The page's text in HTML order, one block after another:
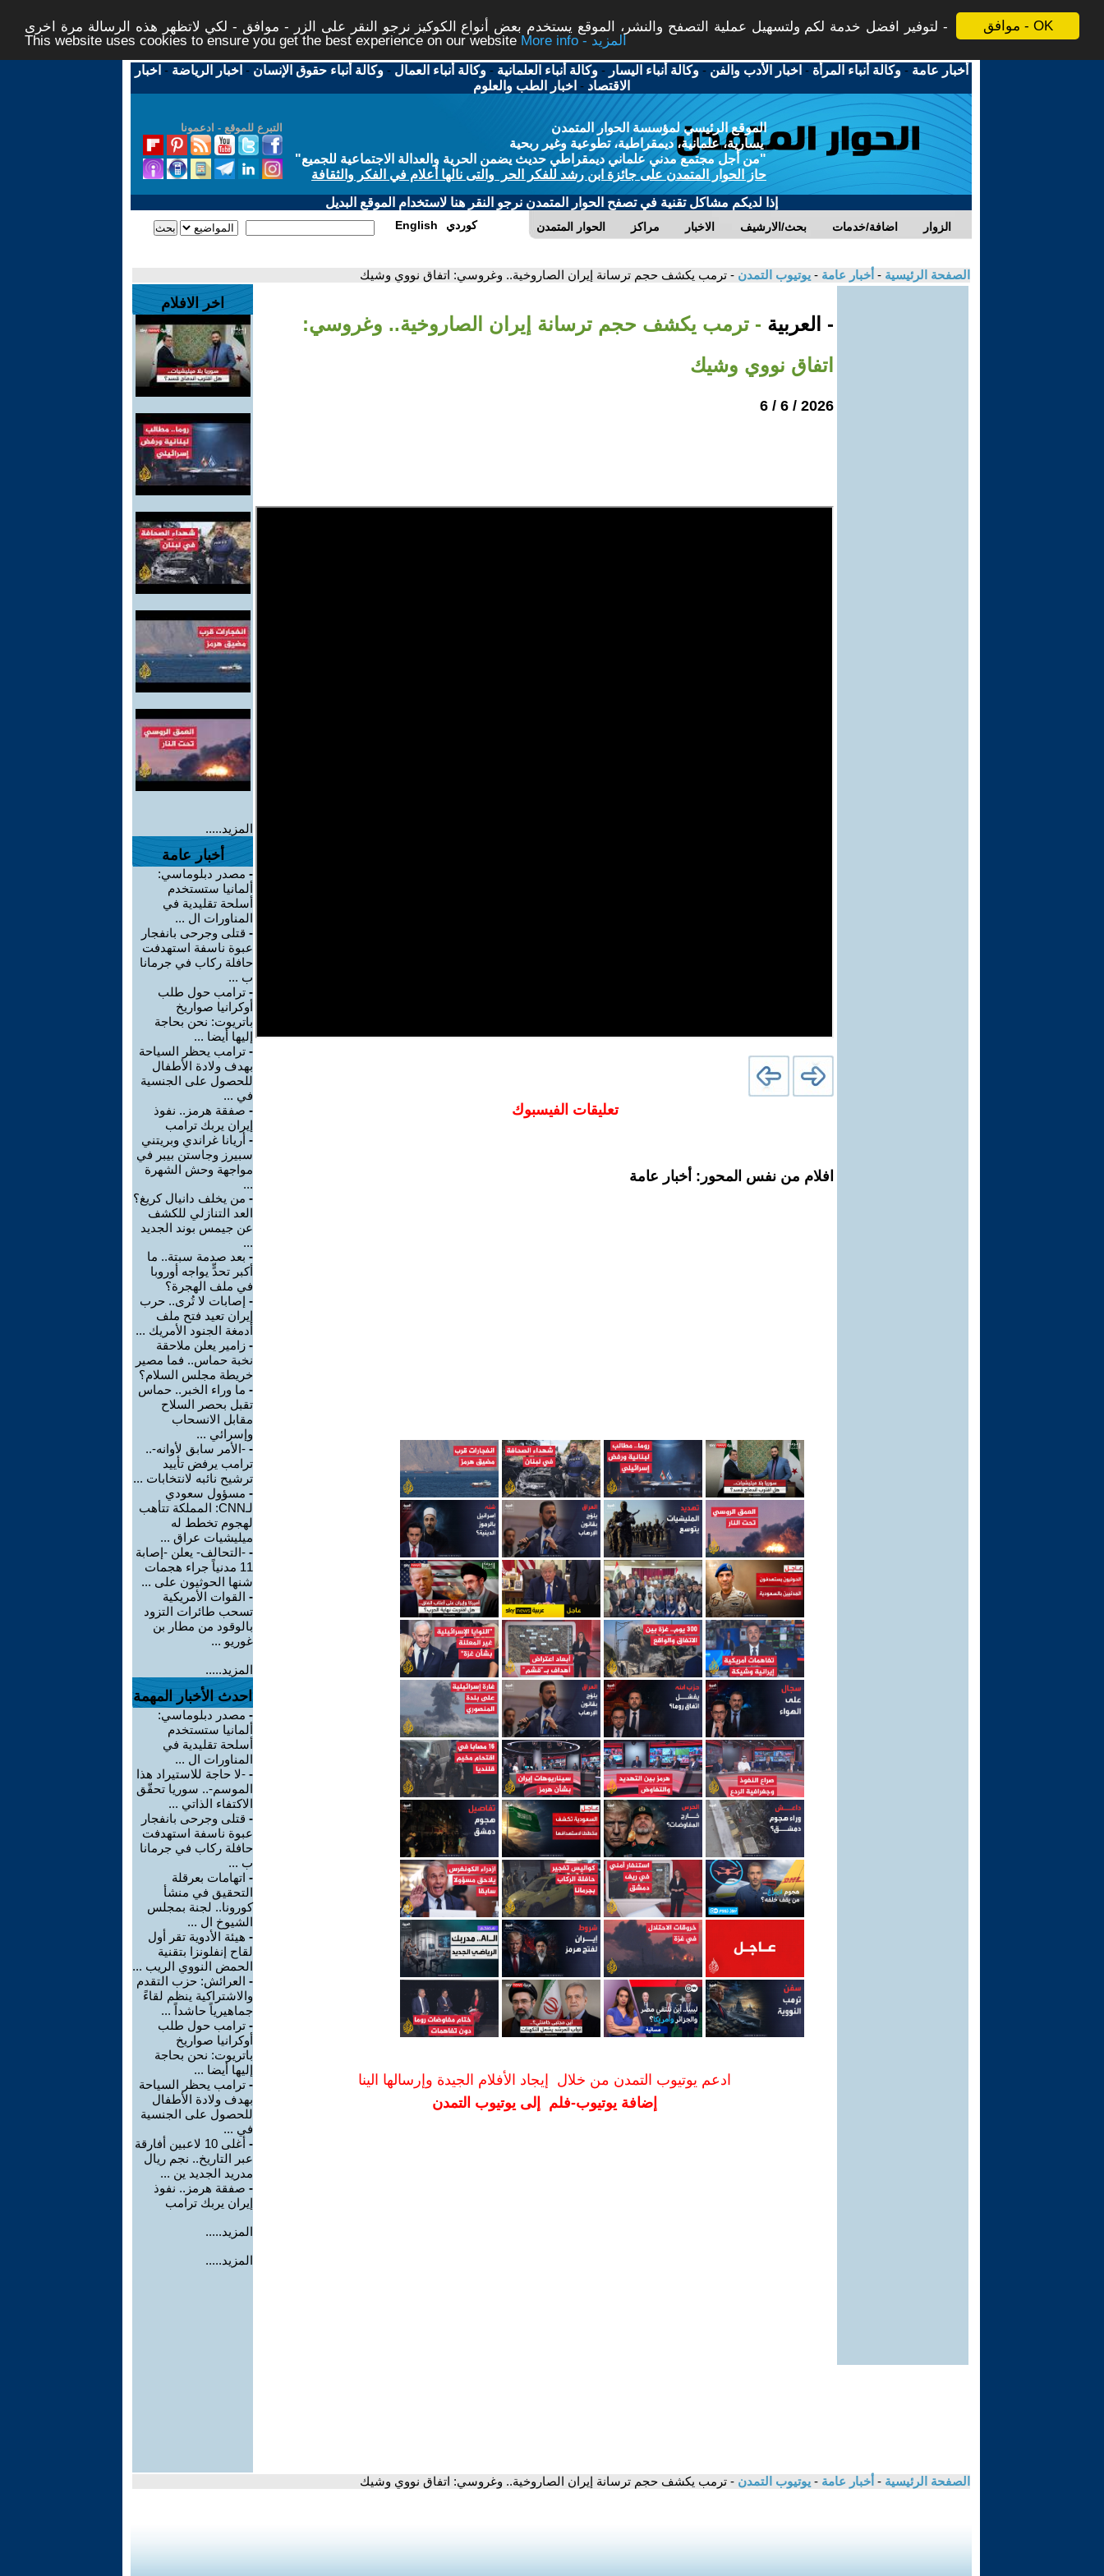
موافق - OK
لتوفير افضل خدمة لكم ولتسهيل عملية التصفح والنشر، الموقع يستخدم بعض أنواع الكوكيز نرجو النقر على الزر - موافق - لكي لاتظهر هذه الرسالة مرة اخرى -
This website uses cookies to ensure you get the best experience on our website
More info - المزيد
أخبار عامة -وكالة أنباء المرأة - اخبار الأدب والفن -وكالة أنباء اليسار -وكالة أنباء العلمانية -وكالة أنباء العمال -وكالة أنباء حقوق الإنسان - اخبار الرياضة - اخبار
الاقتصاد - اخبار الطب والعلوم
التبرع للموقع - ادعمونا
الموقع الرئيسي لمؤسسة الحوار المتمدن
يسارية، علمانية، ديمقراطية، تطوعية وغير ربحية
"من أجل مجتمع مدني علماني ديمقراطي حديث يضمن الحرية والعدالة الاجتماعية للجميع"
حاز الحوار المتمدن على جائزة ابن رشد للفكر الحر والتى نالها أعلام في الفكر والثقافة
إذا لديكم مشاكل تقنية في تصفح الحوار المتمدن نرجو النقر هنا لاستخدام الموقع البديل
الحوار المتمدن مراكز الاخبار بحث/الارشيف اضافة/خدمات الزوار English كوردي
الصفحة الرئيسية - أخبار عامة - يوتيوب التمدن - ترمب يكشف حجم ترسانة إيران الصاروخية.. وغروسي: اتفاق نووي وشيك
- العربية - ترمب يكشف حجم ترسانة إيران الصاروخية.. وغروسي:
اتفاق نووي وشيك
2026 / 6 / 6
تعليقات الفيسبوك
افلام من نفس المحور: أخبار عامة
ادعم يوتيوب التمدن من خلال إيجاد الأفلام الجيدة وإرسالها الينا
إضافة يوتيوب-فلم إلى يوتيوب التمدن
اخر الافلام
المزيد.....
أخبار عامة
- مصدر دبلوماسي:
ألمانيا ستستخدم
أسلحة تقليدية في
المناورات ال ...
- قتلى وجرحى بانفجار
عبوة ناسفة استهدفت
حافلة ركاب في جرمانا
ب ...
- ترامب حول طلب
أوكرانيا صواريخ
باتريوت: نحن بحاجة
إليها أيضا ...
- ترامب يحظر السياحة
بهدف ولادة الأطفال
للحصول على الجنسية
في ...
- صفقة هرمز.. نفوذ
إيران يربك ترامب
- أريانا غراندي وبريتني
سبيرز وجاستن بيبر في
مواجهة وحش الشهرة
...
- من يخلف دانيال كريغ؟
العد التنازلي للكشف
عن جيمس بوند الجديد
...
- بعد صدمة سبتة.. ما
أكبر تحدٍّ يواجه أوروبا
في ملف الهجرة؟
- إصابات لا تُرى.. حرب
إيران تعيد فتح ملف
أدمغة الجنود الأمريك ...
- زامير يعلن ملاحقة
نخبة حماس.. فما مصير
خريطة مجلس السلام؟
- ما وراء الخبر.. حماس
تقبل بحصر السلاح
مقابل الانسحاب
وإسرائي ...
- -الأمر سابق لأوانه-..
ترامب يرفض تأييد
ترشيح نائبه لانتخابات ...
- مسؤول سعودي
لـCNN: المملكة تتأهب
لهجوم تخطط له
ميليشيات عراق ...
- -التحالف- يعلن -إصابة
11 مدنياً جراء هجمات
شنها الحوثيون على ...
- القوات الأمريكية
تسحب طائرات التزود
بالوقود من مطار بن
غوريو ...
المزيد.....
احدث الأخبار المهمة
- مصدر دبلوماسي:
ألمانيا ستستخدم
أسلحة تقليدية في
المناورات ال ...
- -لا حاجة للاستيراد هذا
الموسم-.. سوريا تحقّق
الاكتفاء الذاتي ...
- قتلى وجرحى بانفجار
عبوة ناسفة استهدفت
حافلة ركاب في جرمانا
ب ...
- اتهامات بعرقلة
التحقيق في منشأ
كورونا.. لجنة بمجلس
الشيوخ ال ...
- هيئة الأدوية تقر أول
لقاح إنفلونزا بتقنية
الحمض النووي الريب ...
- العرائش: حزب التقدم
والاشتراكية ينظم لقاءً
جماهيرياً حاشداً ...
- ترامب حول طلب
أوكرانيا صواريخ
باتريوت: نحن بحاجة
إليها أيضا ...
- ترامب يحظر السياحة
بهدف ولادة الأطفال
للحصول على الجنسية
في ...
-
أغلى 10 لاعبين أفارقة
عبر التاريخ.. نجم ريال
مدريد الجديد ين ...
- صفقة هرمز.. نفوذ
إيران يربك ترامب
المزيد.....
المزيد.....
الصفحة الرئيسية - أخبار عامة - يوتيوب التمدن - ترمب يكشف حجم ترسانة إيران الصاروخية.. وغروسي: اتفاق نووي وشيك